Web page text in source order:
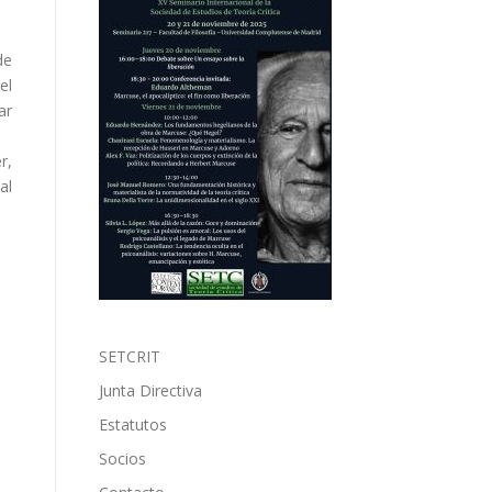
SETCRIT
Junta Directiva
Estatutos
Socios